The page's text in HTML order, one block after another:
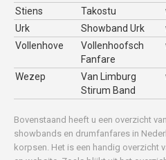
Stiens
Takostu
Urk
Showband Urk
Vollenhove
Vollenhoofsch
Fanfare
Wezep
Van Limburg
Stirum Band
Bovenstaand heeft u een overzicht
showbands en drumfanfares in
korpsen. Het is een handig overzicht